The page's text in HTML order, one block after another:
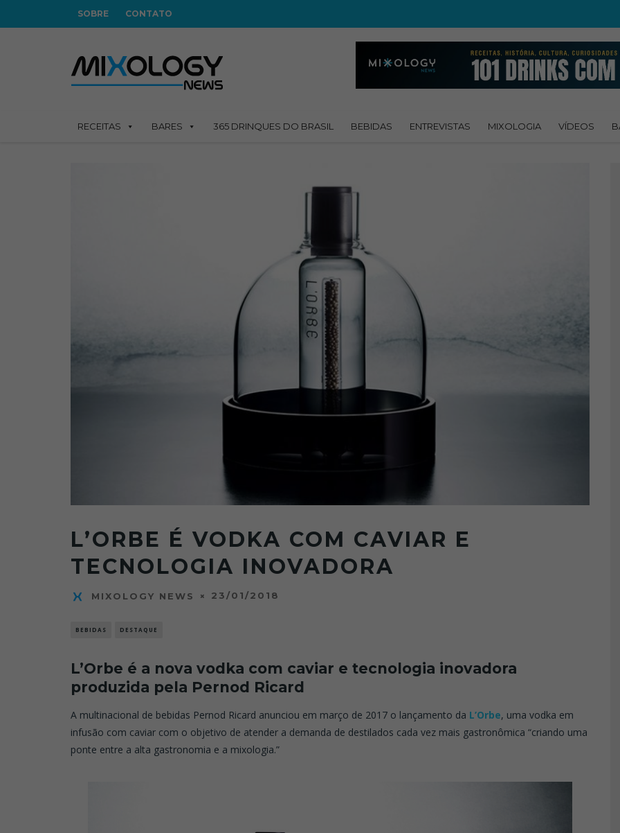
SOBRE CONTATO
RECEITAS BARES 365 DRINQUES DO BRASIL BEBIDAS ENTREVISTAS MIXOLOGIA VÍDEOS
L’ORBE É VODKA COM CAVIAR E
TECNOLOGIA INOVADORA
MIXOLOGY NEWS 23/01/2018
BEBIDAS DESTAQUE
L’Orbe é a nova vodka com caviar e tecnologia inovadora
produzida pela Pernod Ricard
A multinacional de bebidas Pernod Ricard anunciou em março de 2017 o lançamento da L’Orbe, uma vodka em
infusão com caviar com o objetivo de atender a demanda de destilados cada vez mais gastronômica “criando uma
ponte entre a alta gastronomia e a mixologia.”